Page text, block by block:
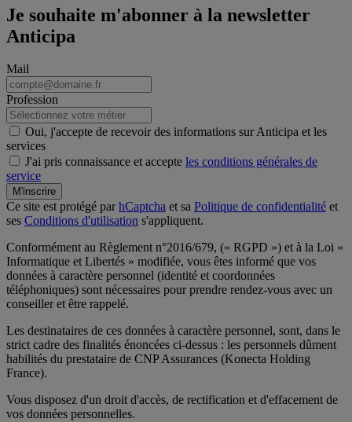
Je souhaite m'abonner à la newsletter
Anticipa
Mail
Profession
Oui, j'accepte de recevoir des informations sur Anticipa et les
services
J'ai pris connaissance et accepte les conditions générales de
service
M'inscrire
Ce site est protégé par hCaptcha et sa Politique de confidentialité et
ses Conditions d'utilisation s'appliquent.
Conformément au Règlement n°2016/679, (« RGPD ») et à la Loi «
Informatique et Libertés » modifiée, vous êtes informé que vos
données à caractère personnel (identité et coordonnées
téléphoniques) sont nécessaires pour prendre rendez-vous avec un
conseiller et être rappelé.
Les destinataires de ces données à caractère personnel, sont, dans le
strict cadre des finalités énoncées ci-dessus : les personnels dûment
habilités du prestataire de CNP Assurances (Konecta Holding
France).
Vous disposez d'un droit d'accès, de rectification et d'effacement de
vos données personnelles.